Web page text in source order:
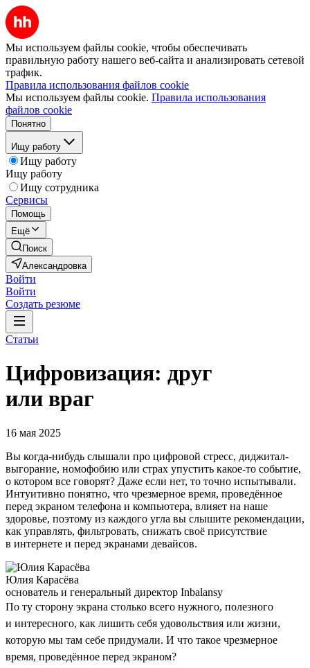
Мы используем файлы cookie, чтобы обеспечивать
правильную работу нашего веб-сайта и анализировать сетевой
трафик.
Правила использования файлов cookie
Мы используем файлы cookie. Правила использования
файлов cookie
Понятно
Ищу работу
Ищу работу
Ищу работу
Ищу сотрудника
Сервисы
Помощь
Ещё
Поиск
Александровка
Войти
Войти
Создать резюме
Статьи
Цифровизация: друг
или враг
16 мая 2025
Вы когда-нибудь слышали про цифровой стресс, диджитал-
выгорание, номофобию или страх упустить какое-то событие,
о котором все говорят? Даже если нет, то точно испытывали.
Интуитивно понятно, что чрезмерное время, проведённое
перед экраном телефона и компьютера, влияет на наше
здоровье, поэтому из каждого угла вы слышите рекомендации,
как управлять, фильтровать, снижать своё присутствие
в интернете и перед экранами девайсов.
Юлия Карасёва
основатель и генеральный директор Inbalansy
По ту сторону экрана столько всего нужного, полезного
и интересного, как лишить себя удовольствия или жизни,
которую мы там себе придумали. И что такое чрезмерное
время, проведённое перед экраном?